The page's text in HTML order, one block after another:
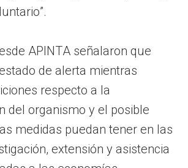
APINTA señalaron que
de alerta mientras
respecto a la
del organismo y el posible
medidas puedan tener en las
extensión y asistencia